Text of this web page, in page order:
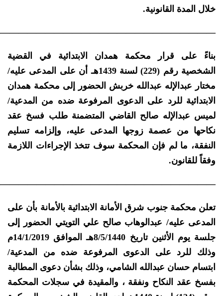
خلال المدة القانونية.
بناءً على قرار محكمة همدان الابتدائية في القضية
الشخصية رقم (229) لسنة 1439هـ أن على المدعى عليه/
مختار عبدالإله عبدالله خربش الحضور إلى محكمة همدان
الابتدائية للرد على الدعوى المرفوعة ضده من المدعية/
لميس عبدالإله صالح القاضي المتضمنة طلب فسخ عقد
نكاحها من عصمة زوجها المدعى عليه، وإلزامه تسليم
النفقة، ما لم فإن المحكمة سوف تتخذ الإجراءات اللازمة
وفقاً للقانون.
تعلن محكمة جنوب شرق الأمانة الابتدائية بالأمانة بأن على
المدعى عليه/ عبدالوهاب صالح علي التويتي الحضور إلى
جلسة يوم الأثنين تاريخ 8/5/1440هـ الموافق 14/1/2019م
وذلك للرد على الدعوى المرفوعة ضده من المدعية/
ابتسام حسان عبدالله الشامي، وذلك بشأن دعوى المطالبة
بفسخ عقد النكاح ونفقة ، والمقيدة في سجلات المحكمة